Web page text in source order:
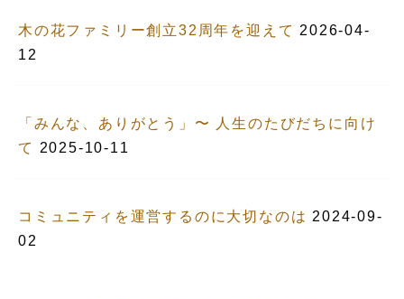
木の花ファミリー創立32周年を迎えて 2026-04-
12
「みんな、ありがとう」〜 人生のたびだちに向け
て
2025-10-11
コミュニティを運営するのに大切なのは 2024-09-
02